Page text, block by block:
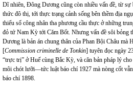
Dĩ nhiên, Đông Dương cũng còn nhiều vấn đề, từ sự
thức đô thị, tới thực trạng cảnh sống bên thềm địa
thiểu số công nhân tha phương cầu thực ở những
đỏ tứ Nam Kỳ tới Căm Bốt. Nhưng vấn đề sôi bỏng
Dương là bản án chung thân của Phan Bội Châu
[Commission criminelle de Tonkin] tuyên đọc ngày
“trực trị” ở Huế cùng Bắc Kỳ, và căn bản pháp lý
môi chót lưỡi—tức luật báo chí 1927 mà nòng cốt
báo chí 1898.